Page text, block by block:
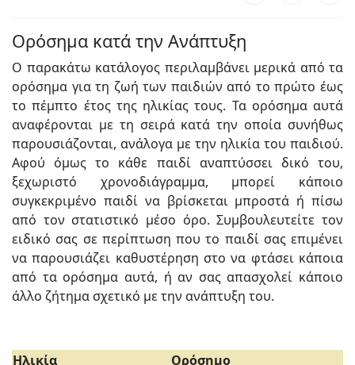
Ορόσημα κατά την Ανάπτυξη
Ο παρακάτω κατάλογος περιλαμβάνει μερικά από τα
ορόσημα για τη ζωή των παιδιών από το πρώτο έως
το πέμπτο έτος της ηλικίας τους. Τα ορόσημα αυτά
αναφέρονται με τη σειρά κατά την οποία συνήθως
παρουσιάζονται, ανάλογα με την ηλικία του παιδιού.
Αφού όμως το κάθε παιδί αναπτύσσει δικό του,
ξεχωριστό χρονοδιάγραμμα, μπορεί κάποιο
συγκεκριμένο παιδί να βρίσκεται μπροστά ή πίσω
από τον στατιστικό μέσο όρο. Συμβουλευτείτε τον
ειδικό σας σε περίπτωση που το παιδί σας επιμένει
να παρουσιάζει καθυστέρηση στο να φτάσει κάποια
από τα ορόσημα αυτά, ή αν σας απασχολεί κάποιο
άλλο ζήτημα σχετικό με την ανάπτυξη του.
Ηλικία Ορόσημο